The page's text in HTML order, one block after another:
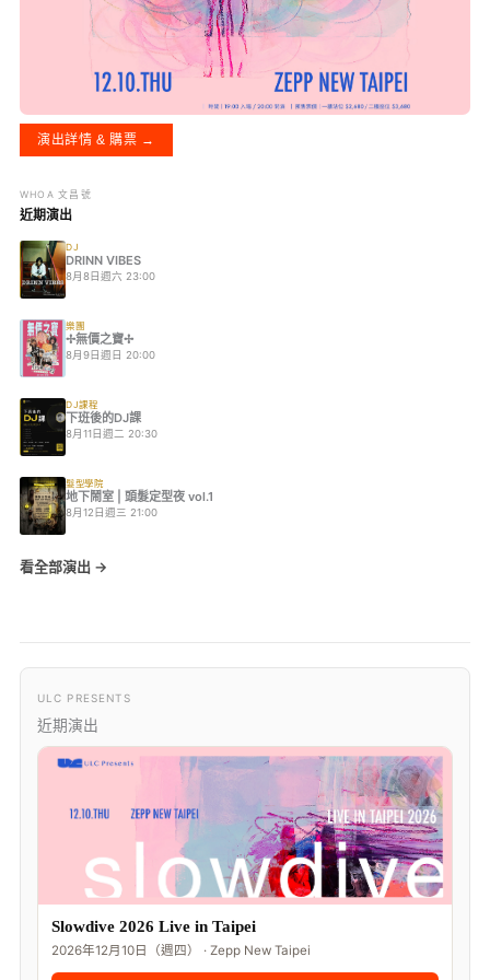
演出詳情 & 購票 →
WHOA 文昌號
近期演出
DJ
DRINN VIBES
8月8日週六 23:00
樂團
✢無價之寶✢
8月9日週日 20:00
DJ課程
下班後的DJ課
8月11日週二 20:30
髮型學院
地下鬧室 | 頭髮定型夜 vol.1
8月12日週三 21:00
看全部演出 →
ULC PRESENTS
近期演出
Slowdive 2026 Live in Taipei
2026年12月10日（週四） · Zepp New Taipei